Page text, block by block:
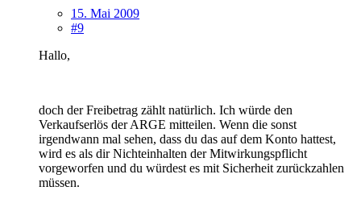
15. Mai 2009
#9
Hallo,
doch der Freibetrag zählt natürlich. Ich würde den
Verkaufserlös der ARGE mitteilen. Wenn die sonst
irgendwann mal sehen, dass du das auf dem Konto hattest,
wird es als dir Nichteinhalten der Mitwirkungspflicht
vorgeworfen und du würdest es mit Sicherheit zurückzahlen
müssen.